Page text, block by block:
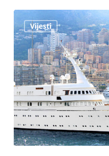
Vijesti
Atlantis
II:
Superjahta
od
116
metara
izgrađena
da
nadmaši
rivala